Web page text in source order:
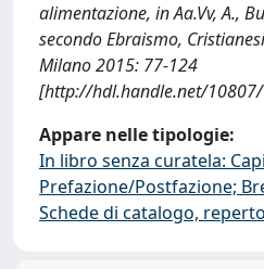
alimentazione, in Aa.Vv, A.,
secondo Ebraismo,
Milano 2015: 77-124
[http://hdl.handle.net/
Appare nelle tipologie:
In libro senza curatela:
Prefazione/Postfazione;
Schede di catalogo,